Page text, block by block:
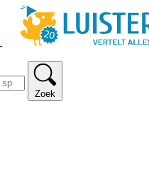
Zoek